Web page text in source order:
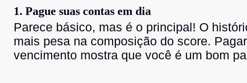
1. Pague suas contas em dia
Parece básico, mas é o principal! O
mais pesa na composição do score.
vencimento mostra que você é um bom